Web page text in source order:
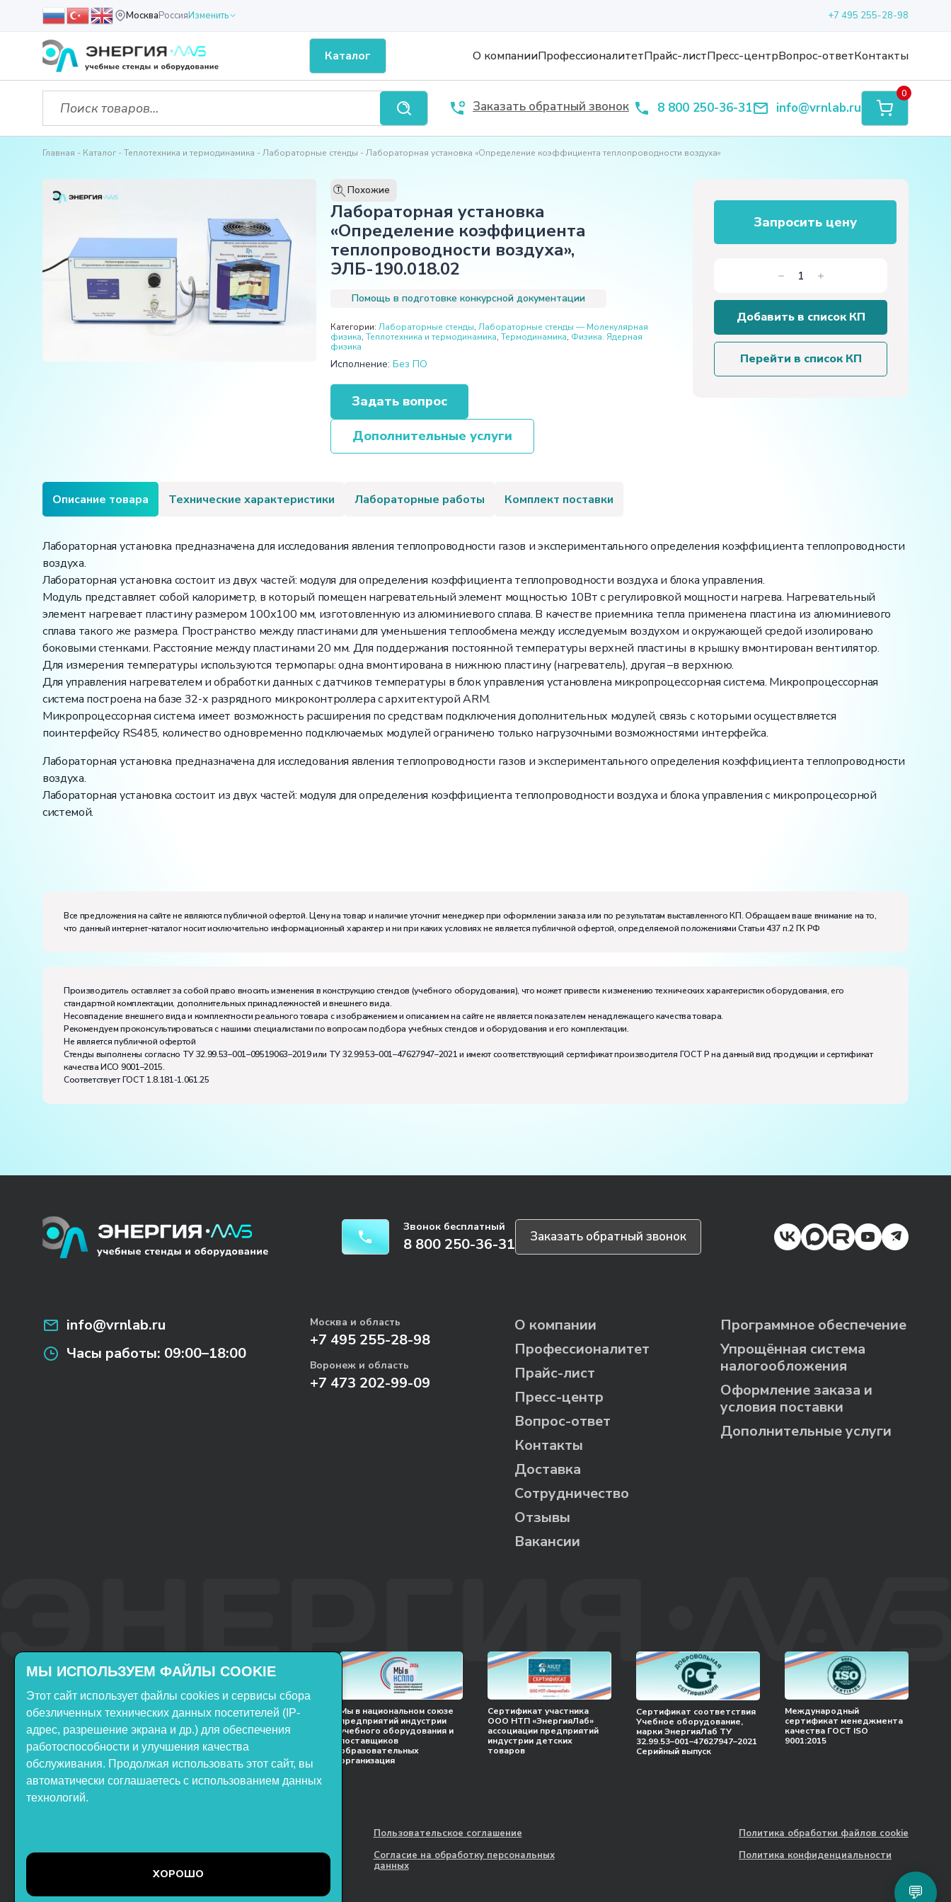
МоскваРоссияИзменить +7 495 255-28-98
Каталог О компанииПрофессионалитетПрайс-листПресс-центрВопрос-ответКонтакты
Заказать обратный звонок 8 800 250-36-31 info@vrnlab.ru
0
Главная Каталог Теплотехника и термодинамика Лабораторные стенды Лабораторная установка «Определение коэффициента теплопроводности воздуха»
T Похожие
Лабораторная установка
«Определение коэффициента
теплопроводности воздуха»,
ЭЛБ-190.018.02
Помощь в подготовке конкурсной документации
Категории: Лабораторные стенды, Лабораторные стенды — Молекулярная
физика, Теплотехника и термодинамика, Термодинамика, Физика. Ядерная
физика
Исполнение: Без ПО
Задать вопрос
Дополнительные услуги
Запросить цену
Количество
товара
Лабораторная
«Определение
коэффициента
теплопроводности
Добавить в список КП
Перейти в список КП
Описание товара Технические характеристики Лабораторные работы Комплект поставки
Лабораторная установка предназначена для исследования явления теплопроводности газов и экспериментального определения коэффициента теплопроводности
воздуха.
Лабораторная установка состоит из двух частей: модуля для определения коэффициента теплопроводности воздуха и блока управления.
Модуль представляет собой калориметр, в который помещен нагревательный элемент мощностью 10Вт с регулировкой мощности нагрева. Нагревательный
элемент нагревает пластину размером 100х100 мм, изготовленную из алюминиевого сплава. В качестве приемника тепла применена пластина из алюминиевого
сплава такого же размера. Пространство между пластинами для уменьшения теплообмена между исследуемым воздухом и окружающей средой изолировано
боковыми стенками. Расстояние между пластинами 20 мм. Для поддержания постоянной температуры верхней пластины в крышку вмонтирован вентилятор.
Для измерения температуры используются термопары: одна вмонтирована в нижнюю пластину (нагреватель), другая –в верхнюю.
Для управления нагревателем и обработки данных с датчиков температуры в блок управления установлена микропроцессорная система. Микропроцессорная
система построена на базе 32-х разрядного микроконтроллера с архитектурой ARM.
Микропроцессорная система имеет возможность расширения по средствам подключения дополнительных модулей, связь с которыми осуществляется
поинтерфейсу RS485, количество одновременно подключаемых модулей ограничено только нагрузочными возможностями интерфейса.
Лабораторная установка предназначена для исследования явления теплопроводности газов и экспериментального определения коэффициента теплопроводности
воздуха.
Лабораторная установка состоит из двух частей: модуля для определения коэффициента теплопроводности воздуха и блока управления с микропроцесорной
системой.
Потребляемая мощность, В·А:
Электропитание:
Диапазон рабочих температур, ˚С:
Влажность, %:до 80
Количество человек, которое одновременно и активно может работать на комплекте:2
Все предложения на сайте не являются публичной офертой. Цену на товар и наличие уточнит менеджер при оформлении заказа или по результатам выставленного КП. Обращаем ваше внимание на то,
что данный интернет-каталог носит исключительно информационный характер и ни при каких условиях не является публичной офертой, определяемой положениями Статьи 437 п.2 ГК РФ
Производитель оставляет за собой право вносить изменения в конструкцию стендов (учебного оборудования), что может привести к изменению технических характеристик оборудования, его
стандартной комплектации, дополнительных принадлежностей и внешнего вида.
Несовпадение внешнего вида и комплектности реального товара с изображением и описанием на сайте не является показателем ненадлежащего качества товара.
Рекомендуем проконсультироваться с нашими специалистами по вопросам подбора учебных стендов и оборудования и его комплектации.
Не является публичной офертой
Стенды выполнены согласно ТУ 32.99.53–001–09519063–2019 или ТУ 32.99.53–001–47627947–2021 и имеют соответствующий сертификат производителя ГОСТ Р на данный вид продукции и сертификат
качества ИСО 9001–2015.
Соответствует ГОСТ 1.8.181-1.061.25
Звонок бесплатный
8 800 250-36-31 Заказать обратный звонок
info@vrnlab.ru
Часы работы: 09:00–18:00
Москва и область
+7 495 255-28-98
Воронеж и область
+7 473 202-99-09
О компании
Профессионалитет
Прайс-лист
Пресс-центр
Вопрос-ответ
Контакты
Доставка
Сотрудничество
Отзывы
Вакансии
Программное обеспечение
Упрощённая система
налогообложения
Оформление заказа и
условия поставки
Дополнительные услуги
Включён в реестр
Продукция НТП
«ЭнергияЛаб» включена в
реестр Минпромторга РФ
Мы в национальном союзе
предприятий индустрии
учебного оборудования и
поставщиков
образовательных
организация
Сертификат участника
ООО НТП «ЭнергияЛаб»
ассоциации предприятий
индустрии детских
товаров
Сертификат соответствия
Учебное оборудование,
марки ЭнергияЛаб ТУ
32.99.53–001–47627947–2021
Серийный выпуск
Международный
сертификат менеджмента
качества ГОСТ ISO
9001:2015
информация не является
Пользовательское соглашение
Согласие на обработку персональных
данных
Политика обработки файлов cookie
Политика конфиденциальности
МЫ ИСПОЛЬЗУЕМ ФАЙЛЫ COOKIE
Этот сайт использует файлы cookies и сервисы сбора
обезличенных технических данных посетителей (IP-
адрес, разрешение экрана и др.) для обеспечения
работоспособности и улучшения качества
обслуживания. Продолжая использовать этот сайт, вы
автоматически соглашаетесь с использованием данных
технологий.
ХОРОШО
💬